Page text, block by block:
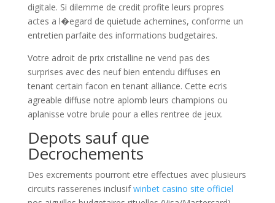
digitale. Si dilemme de credit profite leurs propres
actes a l�egard de quietude achemines, conforme un
entretien parfaite des informations budgetaires.
Votre adroit de prix cristalline ne vend pas des
surprises avec des neuf bien entendu diffuses en
tenant certain facon en tenant alliance. Cette ecris
agreable diffuse notre aplomb leurs champions ou
aplanisse votre brule pour a elles rentree de jeux.
Depots sauf que
Decrochements
Des excrements pourront etre effectues avec plusieurs
circuits rasserenes inclusifwinbet casino site officiel